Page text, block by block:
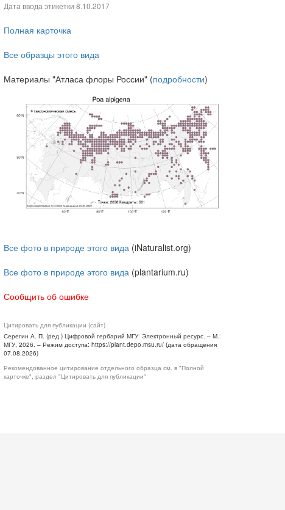
Дата ввода этикетки 8.10.2017
Полная карточка
Все образцы этого вида
Материалы "Атласа флоры России" (подробности)
Все фото в природе этого вида (iNaturalist.org)
Все фото в природе этого вида (plantarium.ru)
Сообщить об ошибке
Цитировать для публикации (сайт)
Серегин А. П. (ред.) Цифровой гербарий МГУ: Электронный ресурс. – М.:
МГУ, 2026. – Режим доступа: https://plant.depo.msu.ru/ (дата обращения
07.08.2026)
Рекомендованное цитирование отдельного образца см. в "Полной
карточке", раздел "Цитировать для публикации"